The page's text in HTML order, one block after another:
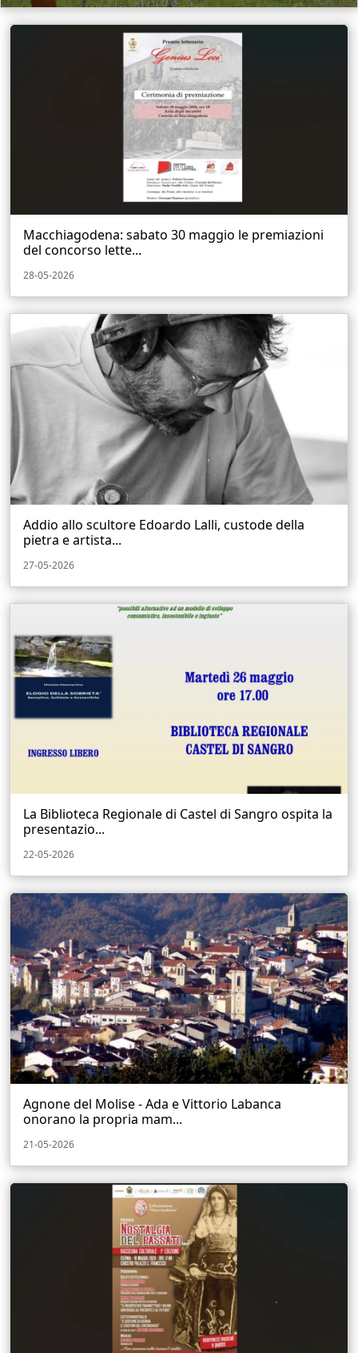
Macchiagodena: sabato 30 maggio le premiazioni
del concorso lette...
28-05-2026
Addio allo scultore Edoardo Lalli, custode della
pietra e artista...
27-05-2026
La Biblioteca Regionale di Castel di Sangro ospita la
presentazio...
22-05-2026
Agnone del Molise - Ada e Vittorio Labanca
onorano la propria mam...
21-05-2026